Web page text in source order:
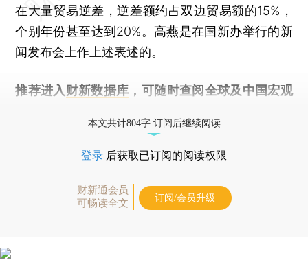
在大量贸易逆差，逆差额约占双边贸易额的15%，
个别年份甚至达到20%。高燕是在国新办举行的新
闻发布会上作上述表述的。
推荐进入 财新数据库 ，可随时查阅全球及中国宏观
本文共计804字 订阅后继续阅读
登录 后获取已订阅的阅读权限
财新通会员
可畅读全文
订阅/会员升级